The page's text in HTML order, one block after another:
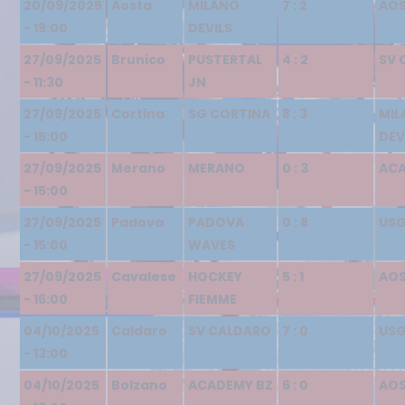
20/09/2025
- 19:00
Aosta
MILANO
DEVILS
7 : 2
27/09/2025
- 11:30
Brunico
PUSTERTAL
JN
4 : 2 SV
27/09/2025
- 15:00
Cortina SG CORTINA 8 : 3
27/09/2025
- 15:00
Merano MERANO 0 : 3
27/09/2025
- 15:00
Padova
PADOVA
WAVES
0 : 8
27/09/2025
- 16:00
Cavalese
HOCKEY
FIEMME
5 : 1
04/10/2025
- 13:00
Caldaro SV CALDARO 7 : 0
04/10/2025
Bolzano ACADEMY BZ 6 : 0